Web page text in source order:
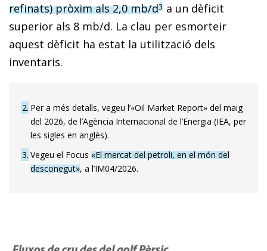
refinats) pròxim als 2,0 mb/d3 a un dèficit
superior als 8 mb/d. La clau per esmorteir
aquest dèficit ha estat la utilització dels
inventaris.
2 Per a més detalls, vegeu l’«Oil Market Report» del maig
del 2026, de l’Agència Internacional de l’Energia (IEA, per
les sigles en anglès).
3 Vegeu el Focus «El mercat del petroli, en el món del
desconegut», a l’IM04/2026.